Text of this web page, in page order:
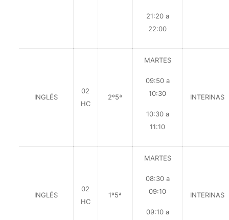
21:20 a
22:00
INGLÉS
02
HC
2º5ª
MARTES
09:50 a
10:30
10:30 a
11:10
INTERINAS
INGLÉS
02
HC
1º5ª
MARTES
08:30 a
09:10
09:10 a
INTERINAS